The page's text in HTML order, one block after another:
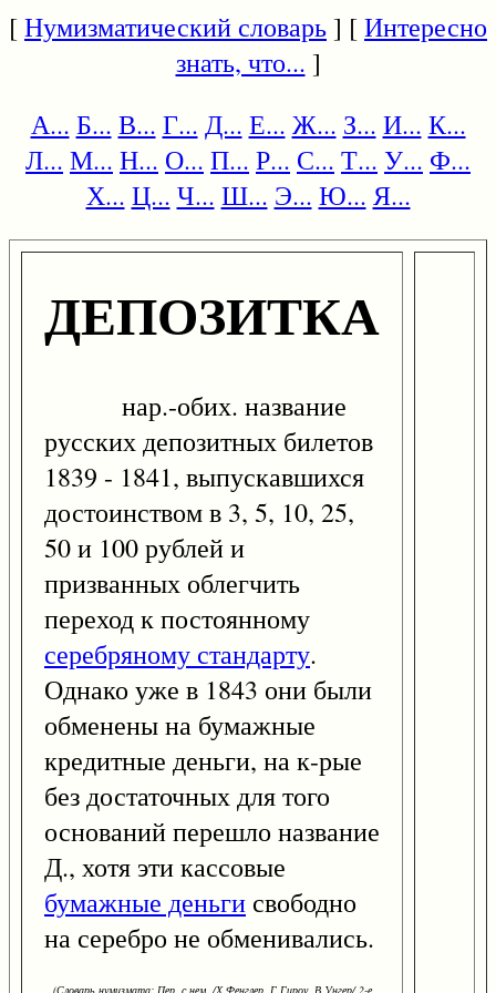
[Нумизматический словарь] [Интересно
знать, что... ]
А... Б... В... Г... Д... Е... Ж... З... И... К...
Л... М... Н... О... П... Р... С... Т... У... Ф...
Х... Ц... Ч... Ш... Э... Ю... Я...
ДЕПОЗИТКА
нар.-обих. название
русских депозитных билетов
1839 - 1841, выпускавшихся
достоинством в 3, 5, 10, 25,
50 и 100 рублей и
призванных облегчить
переход к постоянному
серебряному стандарту.
Однако уже в 1843 они были
обменены на бумажные
кредитные деньги, на к-рые
без достаточных для того
оснований перешло название
Д., хотя эти кассовые
бумажные деньги свободно
на серебро не обменивались.
(Словарь нумизмата: Пер. с нем. /Х.Фенглер, Г.Гироу, В.Унгер/ 2-е